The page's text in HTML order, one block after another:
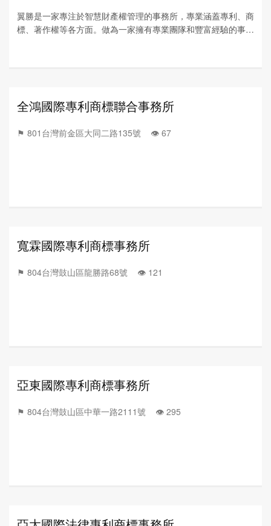
翼勝是一家專注於智慧財產權管理的事務所，專業涵蓋專利、商
標、著作權等各方面。做為一家擁有專業團隊和豐富經驗的事務
全鴻國際專利商標聯合事務所
⚑ 801台灣前金區大同二路135號 👁️‍ 67
寬霖國際專利商標事務所
⚑ 804台灣鼓山區龍勝路68號 👁️‍ 121
亞東國際專利商標事務所
⚑ 804台灣鼓山區中華一路2111號 👁️‍ 295